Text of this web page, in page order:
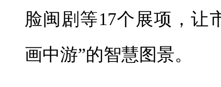
脸闽剧等17个展项，让
画中游”的智慧图景。